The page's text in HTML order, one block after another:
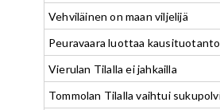
Vehviläinen on maan viljelijä
Peuravaara luottaa
Vierulan Tilalla ei jahkailla
Tommolan Tilalla vaihtui